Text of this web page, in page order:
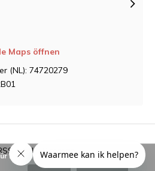
Maps öffnen
(NL): 74720279
feed Sitemap
interne Zwecke um den Webshop zu